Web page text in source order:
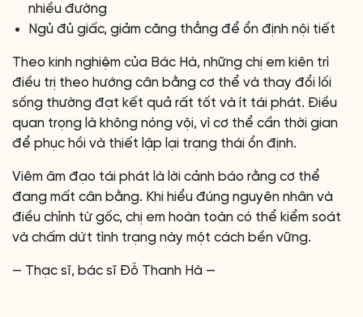
nhiều đường
Ngủ đủ giấc, giảm căng thẳng để ổn định nội tiết
Theo kinh nghiệm của Bác Hà, những chị em kiên trì
điều trị theo hướng cân bằng cơ thể và thay đổi lối
sống thường đạt kết quả rất tốt và ít tái phát. Điều
quan trọng là không nóng vội, vì cơ thể cần thời gian
để phục hồi và thiết lập lại trạng thái ổn định.
Viêm âm đạo tái phát là lời cảnh báo rằng cơ thể
đang mất cân bằng. Khi hiểu đúng nguyên nhân và
điều chỉnh từ gốc, chị em hoàn toàn có thể kiểm soát
và chấm dứt tình trạng này một cách bền vững.
— Thạc sĩ, bác sĩ Đỗ Thanh Hà —